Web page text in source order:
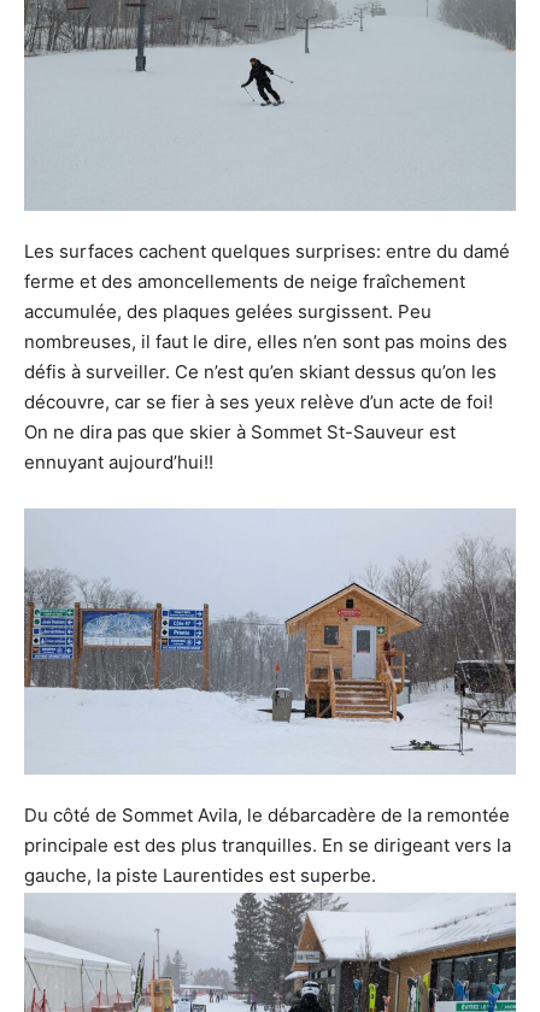
Les surfaces cachent quelques surprises: entre du damé
ferme et des amoncellements de neige fraîchement
accumulée, des plaques gelées surgissent. Peu
nombreuses, il faut le dire, elles n’en sont pas moins des
défis à surveiller. Ce n’est qu’en skiant dessus qu’on les
découvre, car se fier à ses yeux relève d’un acte de foi!
On ne dira pas que skier à Sommet St-Sauveur est
ennuyant aujourd’hui!!
Du côté de Sommet Avila, le débarcadère de la remontée
principale est des plus tranquilles. En se dirigeant vers la
gauche, la piste Laurentides est superbe.